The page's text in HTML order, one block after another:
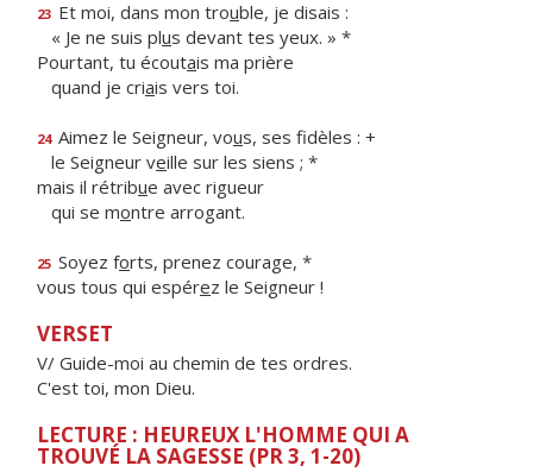
23 Et moi, dans mon trouble, je disais :
« Je ne suis plus devant tes yeux. » *
Pourtant, tu écoutais ma prière
quand je criais vers toi.
24 Aimez le Seigneur, vous, ses fidèles : +
le Seigneur veille sur les siens ; *
mais il rétribue avec rigueur
qui se montre arrogant.
25 Soyez forts, prenez courage, *
vous tous qui espérez le Seigneur !
VERSET
V/ Guide-moi au chemin de tes ordres.
C'est toi, mon Dieu.
LECTURE : HEUREUX L'HOMME QUI A
TROUVÉ LA SAGESSE (PR 3, 1-20)